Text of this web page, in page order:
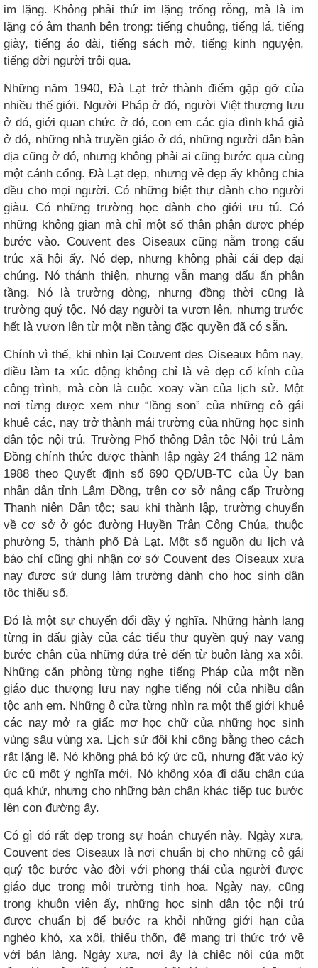
im lặng. Không phải thứ im lặng trống rỗng, mà là im
lặng có âm thanh bên trong: tiếng chuông, tiếng lá, tiếng
giày, tiếng áo dài, tiếng sách mở, tiếng kinh nguyện,
tiếng đời người trôi qua.
Những năm 1940, Đà Lạt trở thành điểm gặp gỡ của
nhiều thế giới. Người Pháp ở đó, người Việt thượng lưu
ở đó, giới quan chức ở đó, con em các gia đình khá giả
ở đó, những nhà truyền giáo ở đó, những người dân bản
địa cũng ở đó, nhưng không phải ai cũng bước qua cùng
một cánh cổng. Đà Lạt đẹp, nhưng vẻ đẹp ấy không chia
đều cho mọi người. Có những biệt thự dành cho người
giàu. Có những trường học dành cho giới ưu tú. Có
những không gian mà chỉ một số thân phận được phép
bước vào. Couvent des Oiseaux cũng nằm trong cấu
trúc xã hội ấy. Nó đẹp, nhưng không phải cái đẹp đại
chúng. Nó thánh thiện, nhưng vẫn mang dấu ấn phân
tầng. Nó là trường dòng, nhưng đồng thời cũng là
trường quý tộc. Nó dạy người ta vươn lên, nhưng trước
hết là vươn lên từ một nền tảng đặc quyền đã có sẵn.
Chính vì thế, khi nhìn lại Couvent des Oiseaux hôm nay,
điều làm ta xúc động không chỉ là vẻ đẹp cổ kính của
công trình, mà còn là cuộc xoay vần của lịch sử. Một
nơi từng được xem như “lồng son” của những cô gái
khuê các, nay trở thành mái trường của những học sinh
dân tộc nội trú. Trường Phổ thông Dân tộc Nội trú Lâm
Đồng chính thức được thành lập ngày 24 tháng 12 năm
1988 theo Quyết định số 690 QĐ/UB-TC của Ủy ban
nhân dân tỉnh Lâm Đồng, trên cơ sở nâng cấp Trường
Thanh niên Dân tộc; sau khi thành lập, trường chuyển
về cơ sở ở góc đường Huyền Trân Công Chúa, thuộc
phường 5, thành phố Đà Lạt. Một số nguồn du lịch và
báo chí cũng ghi nhận cơ sở Couvent des Oiseaux xưa
nay được sử dụng làm trường dành cho học sinh dân
tộc thiểu số.
Đó là một sự chuyển đổi đầy ý nghĩa. Những hành lang
từng in dấu giày của các tiểu thư quyền quý nay vang
bước chân của những đứa trẻ đến từ buôn làng xa xôi.
Những căn phòng từng nghe tiếng Pháp của một nền
giáo dục thượng lưu nay nghe tiếng nói của nhiều dân
tộc anh em. Những ô cửa từng nhìn ra một thế giới khuê
các nay mở ra giấc mơ học chữ của những học sinh
vùng sâu vùng xa. Lịch sử đôi khi công bằng theo cách
rất lặng lẽ. Nó không phá bỏ ký ức cũ, nhưng đặt vào ký
ức cũ một ý nghĩa mới. Nó không xóa đi dấu chân của
quá khứ, nhưng cho những bàn chân khác tiếp tục bước
lên con đường ấy.
Có gì đó rất đẹp trong sự hoán chuyển này. Ngày xưa,
Couvent des Oiseaux là nơi chuẩn bị cho những cô gái
quý tộc bước vào đời với phong thái của người được
giáo dục trong môi trường tinh hoa. Ngày nay, cũng
trong khuôn viên ấy, những học sinh dân tộc nội trú
được chuẩn bị để bước ra khỏi những giới hạn của
nghèo khó, xa xôi, thiếu thốn, để mang tri thức trở về
với bản làng. Ngày xưa, nơi ấy là chiếc nôi của một